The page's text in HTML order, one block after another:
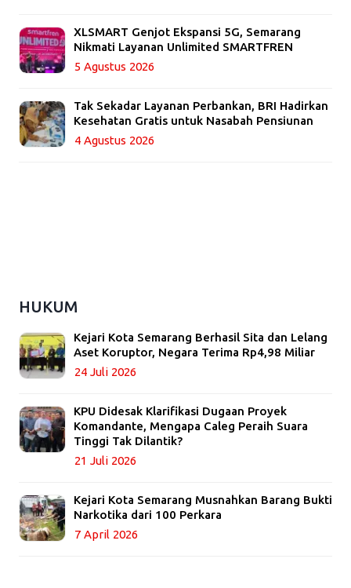
XLSMART Genjot Ekspansi 5G, Semarang
Nikmati Layanan Unlimited SMARTFREN
5 Agustus 2026
Tak Sekadar Layanan Perbankan, BRI Hadirkan
Kesehatan Gratis untuk Nasabah Pensiunan
4 Agustus 2026
HUKUM
Kejari Kota Semarang Berhasil Sita dan Lelang
Aset Koruptor, Negara Terima Rp4,98 Miliar
24 Juli 2026
KPU Didesak Klarifikasi Dugaan Proyek
Komandante, Mengapa Caleg Peraih Suara
Tinggi Tak Dilantik?
21 Juli 2026
Kejari Kota Semarang Musnahkan Barang Bukti
Narkotika dari 100 Perkara
7 April 2026